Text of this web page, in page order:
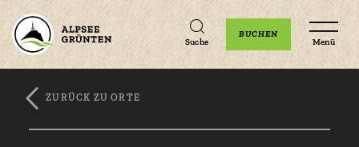
Zum
Zur
Zum
Suche
BUCHEN
Menü
ZURÜCK ZU ORTE
Unterkünfte Veranstaltungen